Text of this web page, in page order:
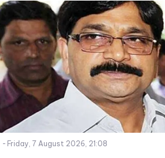
- Friday, 7 August 2026, 21:08